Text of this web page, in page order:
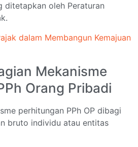
ditetapkan oleh Peraturan
dalam Membangun Kemajuan
Mekanisme
Orang Pribadi
perhitungan PPh OP dibagi
bruto individu atau entitas